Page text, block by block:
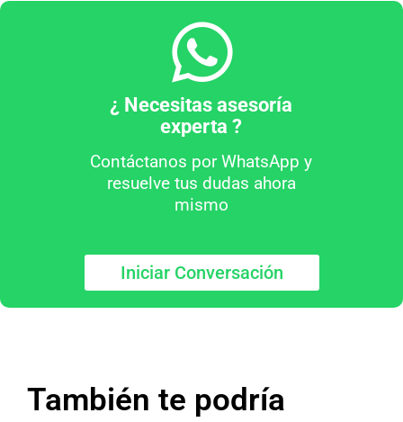
¿ Necesitas asesoría
experta ?
Contáctanos por WhatsApp y
resuelve tus dudas ahora
mismo
Iniciar Conversación
También te podría